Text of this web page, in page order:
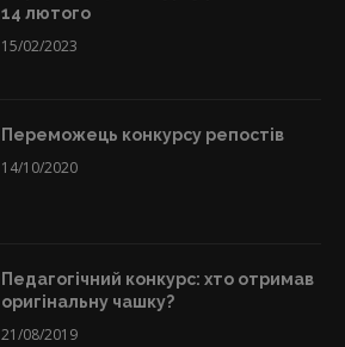
14 лютого
15/02/2023
Переможець конкурсу репостів
14/10/2020
Педагогічний конкурс: хто отримав
оригінальну чашку?
21/08/2019